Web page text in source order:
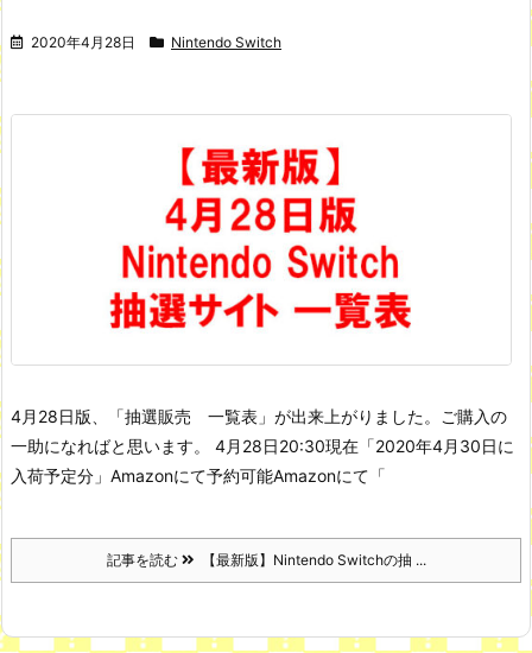
2020年4月28日 Nintendo Switch
4月28日版、「抽選販売 一覧表」が出来上がりました。ご購入の
一助になればと思います。
4月28日20:30現在 「2020年4月30日に
入荷予定分」Amazonにて予約可能Amazonにて「
記事を読む 【最新版】Nintendo Switchの抽 ...